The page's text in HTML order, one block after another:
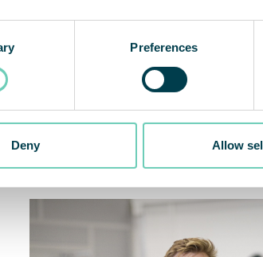
Preferences
Deny Allow
fourni des purificateurs d’air
« La prochaine étape pour
croissante. Le marché est